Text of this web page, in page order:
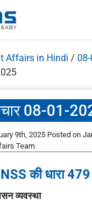
Affairs in Hindi /
08-01-
9th, 2025 Posted on
Team
की धारा 479
व्यवस्था